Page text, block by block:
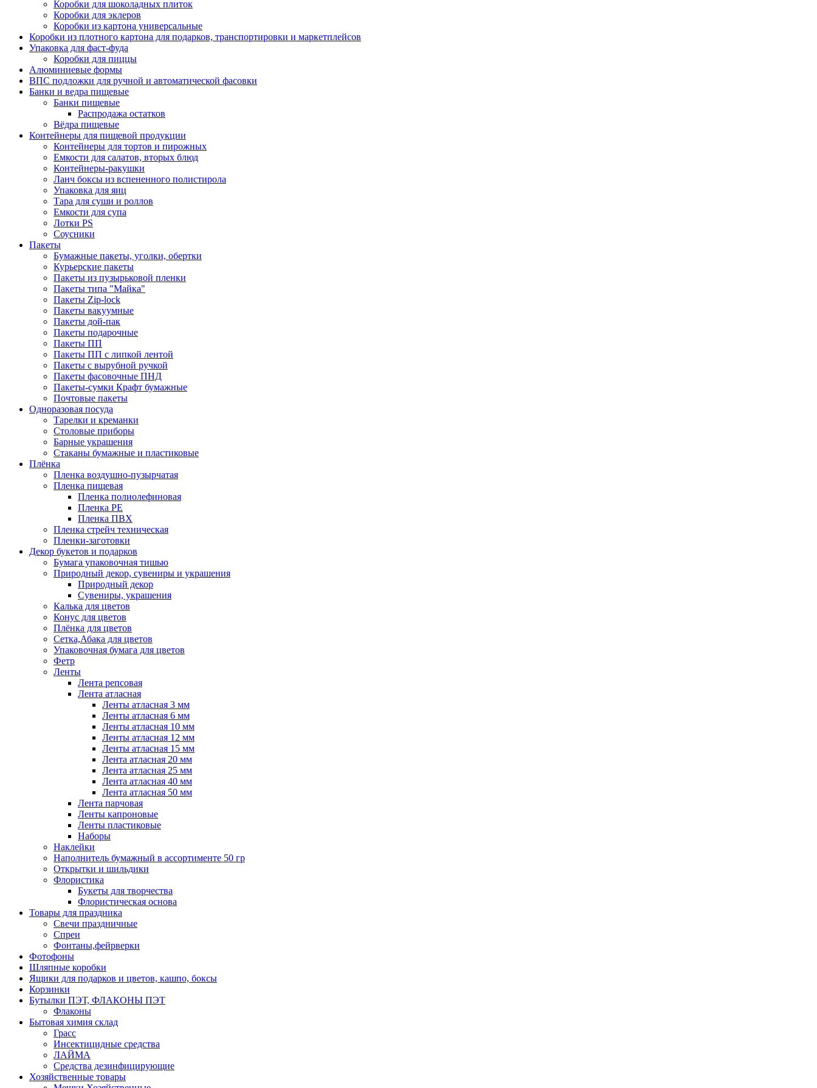
Коробки для шоколадных плиток
Коробки для эклеров
Коробки из картона универсальные
Коробки из плотного картона для подарков, транспортировки и маркетплейсов
Упаковка для фаст-фуда
Коробки для пиццы
Алюминиевые формы
ВПС подложки для ручной и автоматической фасовки
Банки и ведра пищевые
Банки пищевые
Распродажа остатков
Вёдра пищевые
Контейнеры для пищевой продукции
Контейнеры для тортов и пирожных
Емкости для салатов, вторых блюд
Контейнеры-ракушки
Ланч боксы из вспененного полистирола
Упаковка для яиц
Тара для суши и роллов
Емкости для супа
Лотки PS
Соусники
Пакеты
Бумажные пакеты, уголки, обертки
Курьерские пакеты
Пакеты из пузырьковой пленки
Пакеты типа "Майка"
Пакеты Zip-lock
Пакеты вакуумные
Пакеты дой-пак
Пакеты подарочные
Пакеты ПП
Пакеты ПП с липкой лентой
Пакеты с вырубной ручкой
Пакеты фасовочные ПНД
Пакеты-сумки Крафт бумажные
Почтовые пакеты
Одноразовая посуда
Тарелки и креманки
Столовые приборы
Барные украшения
Стаканы бумажные и пластиковые
Плёнка
Пленка воздушно-пузырчатая
Пленка пищевая
Пленка полиолефиновая
Пленка PE
Пленка ПВХ
Пленка стрейч техническая
Пленки-заготовки
Декор букетов и подарков
Бумага упаковочная тишью
Природный декор, сувениры и украшения
Природный декор
Сувениры, украшения
Калька для цветов
Конус для цветов
Плёнка для цветов
Сетка,Абака для цветов
Упаковочная бумага для цветов
Фетр
Ленты
Лента репсовая
Лента атласная
Ленты атласная 3 мм
Ленты атласная 6 мм
Ленты атласная 10 мм
Ленты атласная 12 мм
Ленты атласная 15 мм
Лента атласная 20 мм
Лента атласная 25 мм
Лента атласная 40 мм
Лента атласная 50 мм
Лента парчовая
Ленты капроновые
Ленты пластиковые
Наборы
Наклейки
Наполнитель бумажный в ассортименте 50 гр
Открытки и шильдики
Флористика
Букеты для творчества
Флористическая основа
Товары для праздника
Свечи праздничные
Спреи
Фонтаны,фейрверки
Фотофоны
Шляпные коробки
Ящики для подарков и цветов, кашпо, боксы
Корзинки
Бутылки ПЭТ, ФЛАКОНЫ ПЭТ
Флаконы
Бытовая химия склад
Грасс
Инсектицидные средства
ЛАЙМА
Средства дезинфицирующие
Хозяйственные товары